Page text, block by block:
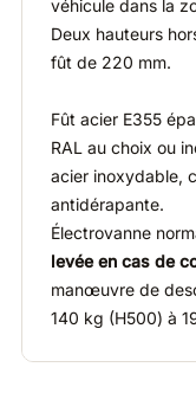
véhicule dans la
Deux hauteurs
fût de 220 mm.
Fût acier E355
RAL au choix ou
acier inoxydable,
antidérapante.
Électrovanne
levée en cas de
manœuvre de
140 kg (H500) à